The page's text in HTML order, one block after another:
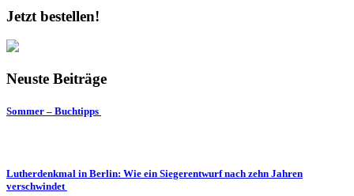
Jetzt bestellen!
Neuste Beiträge
Sommer – Buchtipps
Lutherdenkmal in Berlin: Wie ein Siegerentwurf nach zehn Jahren
verschwindet